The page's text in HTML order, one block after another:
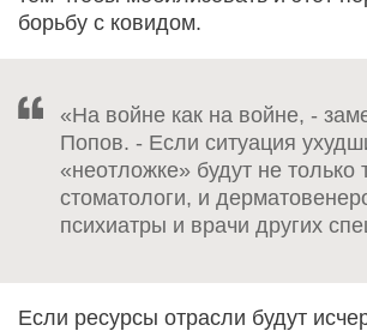
борьбу с ковидом.
«На войне как на войне, -
Попов. - Если ситуация
«неотложке» будут не только
стоматологи, и
психиатры и врачи других
Если ресурсы отрасли будут